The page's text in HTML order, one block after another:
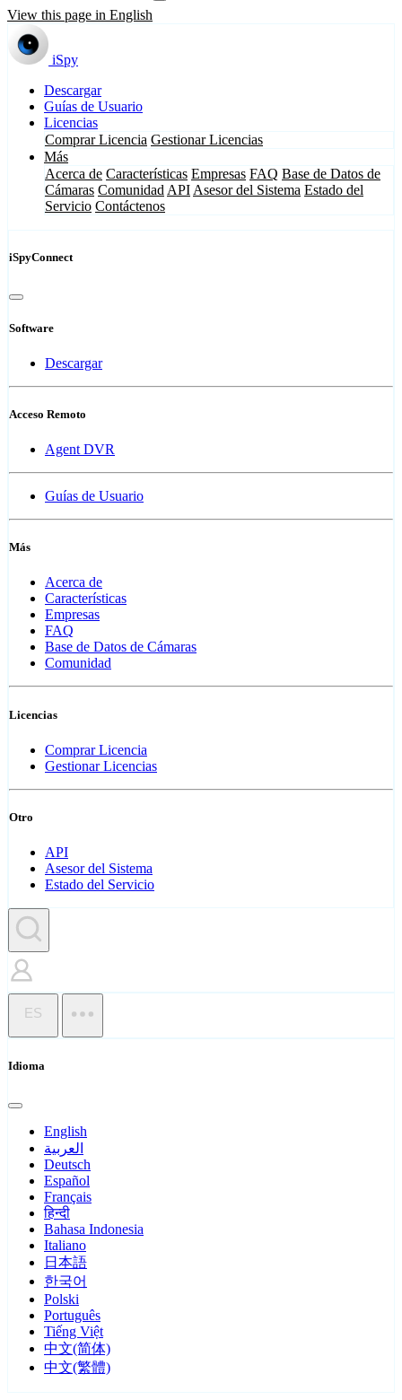
View this page in English
iSpy
Descargar
Guías de Usuario
Licencias
Comprar Licencia Gestionar Licencias
Más
Acerca de Características Empresas FAQ Base de Datos de
Cámaras Comunidad API Asesor del Sistema Estado del
Servicio Contáctenos
iSpyConnect
Software
Descargar
Acceso Remoto
Agent DVR
Guías de Usuario
Más
Acerca de
Características
Empresas
FAQ
Base de Datos de Cámaras
Comunidad
Licencias
Comprar Licencia
Gestionar Licencias
Otro
API
Asesor del Sistema
Estado del Servicio
ES
Idioma
English
العربية
Deutsch
Español
Français
हिन्दी
Bahasa Indonesia
Italiano
日本語
한국어
Polski
Português
Tiếng Việt
中文(简体)
中文(繁體)